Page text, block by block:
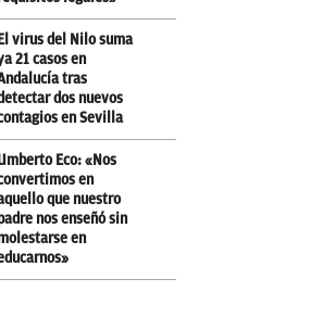
El virus del Nilo suma
21 casos en
tras
dos nuevos
en Sevilla
Eco: «Nos
en
que nuestro
nos enseñó sin
en